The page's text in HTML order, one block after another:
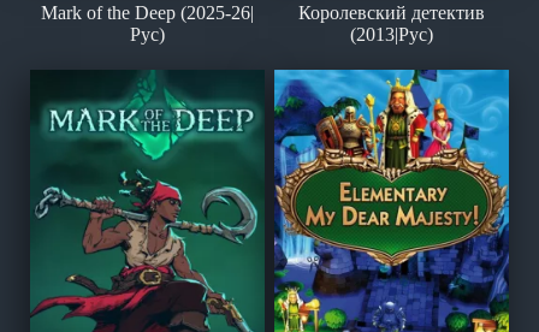
Mark of the Deep (2025-26|
Рус)
Королевский детектив
(2013|Рус)